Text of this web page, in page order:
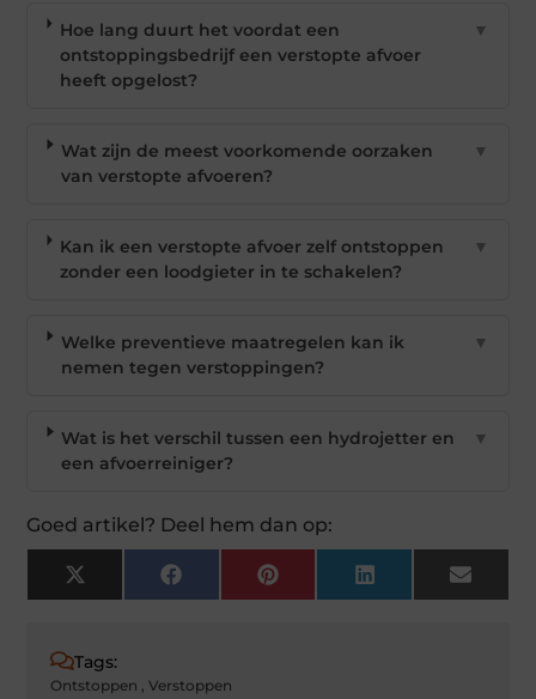
Hoe lang duurt het voordat een
ontstoppingsbedrijf een verstopte afvoer
heeft opgelost?
▼
Wat zijn de meest voorkomende oorzaken
van verstopte afvoeren?
▼
Kan ik een verstopte afvoer zelf ontstoppen
zonder een loodgieter in te schakelen?
▼
Welke preventieve maatregelen kan ik
nemen tegen verstoppingen?
▼
Wat is het verschil tussen een hydrojetter en
een afvoerreiniger?
▼
Goed artikel? Deel hem dan op:
X
(Twitter)
Facebook Pinterest LinkedIn Email
Tags:
Ontstoppen ,Verstoppen